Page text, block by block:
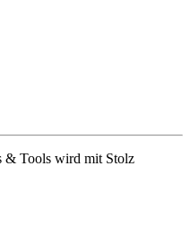
& Tools wird mit Stolz